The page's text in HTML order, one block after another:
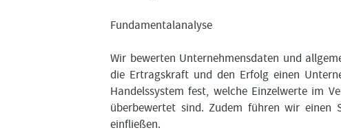
Fundamentalanalyse
Wir bewerten Unternehmensdaten und
die Ertragskraft und den Erfolg einen
Handelssystem fest, welche Einzelwerte im
überbewertet sind. Zudem führen wir einen
einfließen.